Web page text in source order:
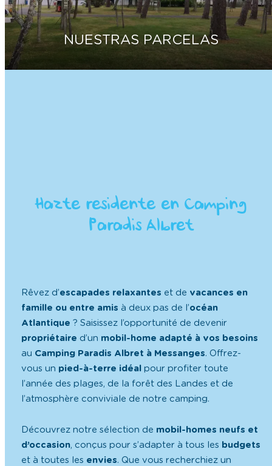
NUESTRAS PARCELAS
escapades relaxantes et devacances en
famille ou entre amisà deux pas de l’océan
vous unpied-à-terre idéalpour profiter toute
l’année des plages, de la forêt des Landes et de
l’atmosphère conviviale de notre camping.
Découvrez notre sélection demobil-homes neufs et
d’occasion, conçus pour s’adapter à tous lesbudgets
et à toutes lesenvies. Que vous recherchiez un
espace compact pour des week-endsensoleillés ou
trouvez larésidence de vacancesidéale au
Camping Paradis Albret à Messangeset profitez de
la liberté d’avoir votre propre coin de paradis sur la